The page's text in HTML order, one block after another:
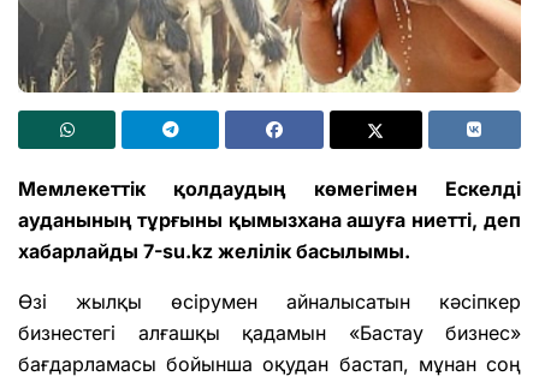
Мемлекеттік қолдаудың көмегімен Ескелді
ауданының тұрғыны қымызхана ашуға ниетті, деп
хабарлайды 7-su.kz желілік басылымы.
Өзі жылқы өсірумен айналысатын кәсіпкер
бизнестегі алғашқы қадамын «Бастау бизнес»
бағдарламасы бойынша оқудан бастап, мұнан соң